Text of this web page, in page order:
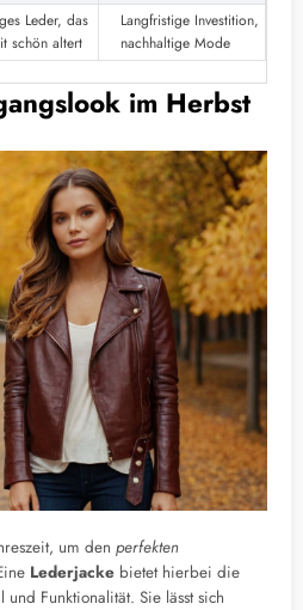
Leder, das
schön altert
Langfristige Investition,
nachhaltige Mode
im Herbst
um den perfekten
Lederjacke bietet hierbei die
Funktionalität. Sie lässt sich